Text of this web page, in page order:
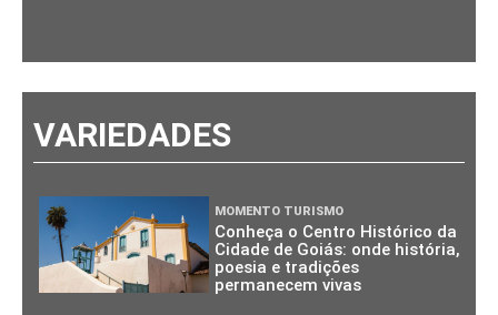
VARIEDADES
MOMENTO TURISMO
Conheça o Centro Histórico da
Cidade de Goiás: onde história,
poesia e tradições
permanecem vivas